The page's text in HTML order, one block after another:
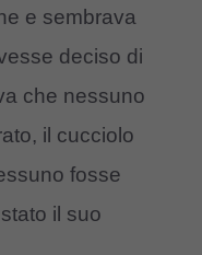
e sembrava
deciso di
che nessuno
il cucciolo
fosse
il suo